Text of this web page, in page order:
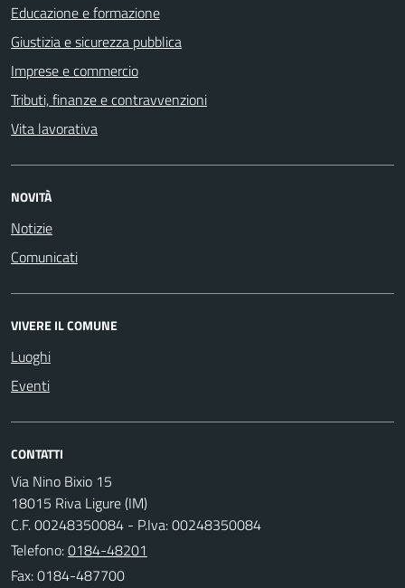
Educazione e formazione
Giustizia e sicurezza pubblica
Imprese e commercio
Tributi, finanze e contravvenzioni
Vita lavorativa
NOVITÀ
Notizie
Comunicati
VIVERE IL COMUNE
Luoghi
Eventi
CONTATTI
Via Nino Bixio 15
18015 Riva Ligure (IM)
C.F. 00248350084 - P.Iva: 00248350084
Telefono:0184-48201
Fax: 0184-487700